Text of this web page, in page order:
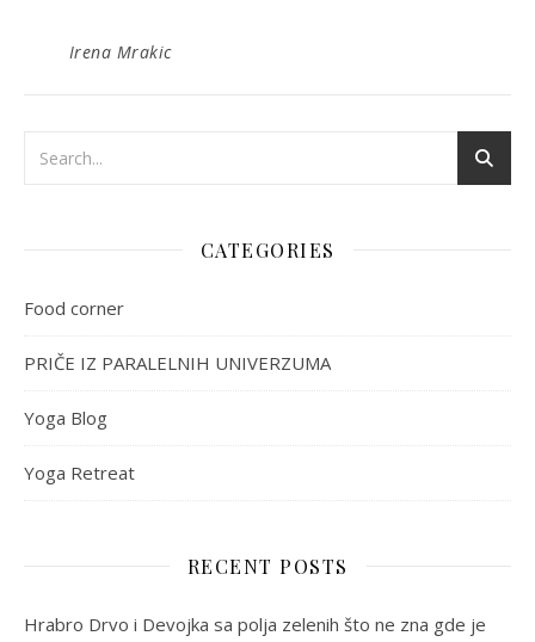
Irena Mrakic
CATEGORIES
Food corner
PRIČE IZ PARALELNIH UNIVERZUMA
Yoga Blog
Yoga Retreat
RECENT POSTS
Hrabro Drvo i Devojka sa polja zelenih što ne zna gde je